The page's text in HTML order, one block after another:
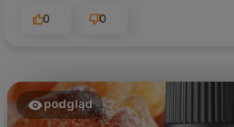
0
0
podgląd